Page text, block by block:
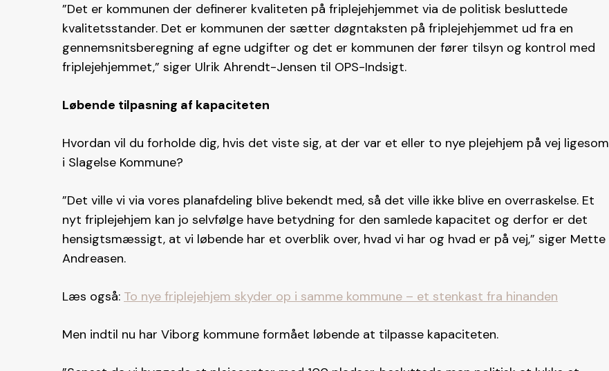
”Det er kommunen der definerer kvaliteten på friplejehjemmet via de politisk besluttede
kvalitetsstander. Det er kommunen der sætter døgntaksten på friplejehjemmet ud fra en
gennemsnitsberegning af egne udgifter og det er kommunen der fører tilsyn og kontrol med
friplejehjemmet,” siger Ulrik Ahrendt-Jensen til OPS-Indsigt.
Løbende tilpasning af kapaciteten
Hvordan vil du forholde dig, hvis det viste sig, at der var et eller to nye plejehjem på vej ligesom
i Slagelse Kommune?
”Det ville vi via vores planafdeling blive bekendt med, så det ville ikke blive en overraskelse. Et
nyt friplejehjem kan jo selvfølge have betydning for den samlede kapacitet og derfor er det
hensigtsmæssigt, at vi løbende har et overblik over, hvad vi har og hvad er på vej,” siger Mette
Andreasen.
Læs også: To nye friplejehjem skyder op i samme kommune – et stenkast fra hinanden
Men indtil nu har Viborg kommune formået løbende at tilpasse kapaciteten.